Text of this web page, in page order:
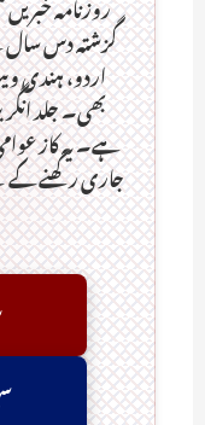
گزشتہ دس
اردو، ہندی
بھی۔ جلد
ہے۔ یہ کاز
جاری رکھنے